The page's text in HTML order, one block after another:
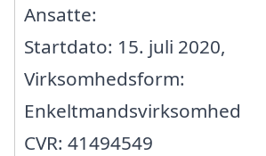
Ansatte:
Startdato: 15. juli 2020,
Virksomhedsform:
Enkeltmandsvirksomhed
CVR: 41494549